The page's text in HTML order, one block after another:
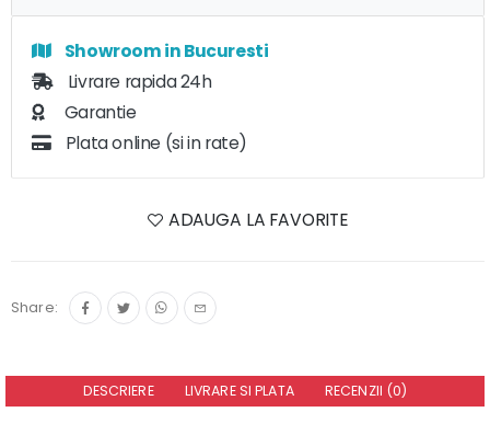
Showroom in Bucuresti
Livrare rapida 24h
Garantie
Plata online (si in rate)
ADAUGA LA FAVORITE
Share:
DESCRIERE LIVRARE SI PLATA RECENZII (0)